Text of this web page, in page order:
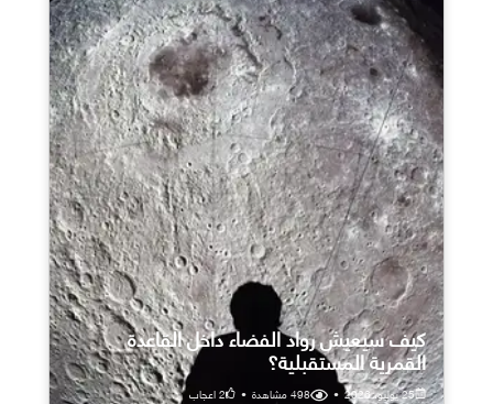
كيف سيعيش رواد الفضاء داخل القاعدة
القمرية المستقبلية؟
25 يوليو، 2026 •
498مشاهدة •
2اعجاب